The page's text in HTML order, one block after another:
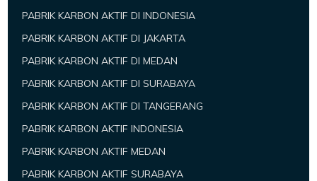
PABRIK KARBON AKTIF DI INDONESIA
PABRIK KARBON AKTIF DI JAKARTA
PABRIK KARBON AKTIF DI MEDAN
PABRIK KARBON AKTIF DI SURABAYA
PABRIK KARBON AKTIF DI TANGERANG
PABRIK KARBON AKTIF INDONESIA
PABRIK KARBON AKTIF MEDAN
PABRIK KARBON AKTIF SURABAYA